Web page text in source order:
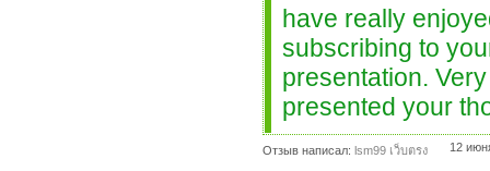
have really
subscribing to
presentation.
presented your
Отзыв написал: lsm99 เว็บตรง 12